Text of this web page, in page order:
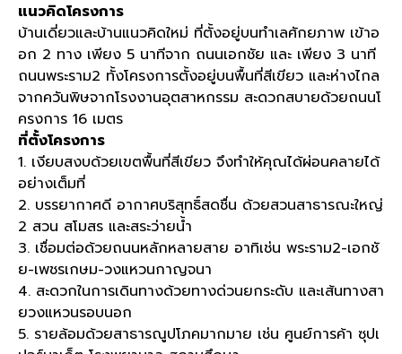
แนวคิดโครงการ
บ้านเดี่ยวและบ้านแนวคิดใหม่ ที่ตั้งอยู่บนทำเลศักยภาพ เข้าอ
อก 2 ทาง เพียง 5 นาทีจาก ถนนเอกชัย และ เพียง 3 นาที
ถนนพระราม2 ทั้งโครงการตั้งอยู่บนพื้นที่สีเขียว และห่างไกล
จากควันพิษจากโรงงานอุตสาหกรรม สะดวกสบายด้วยถนนโ
ครงการ 16 เมตร
ที่ตั้งโครงการ
1. เงียบสงบด้วยเขตพื้นที่สีเขียว จึงทำให้คุณได้ผ่อนคลายได้
อย่างเต็มที่
2. บรรยากาศดี อากาศบริสุทธิ์สดชื่น ด้วยสวนสาธารณะใหญ่
2 สวน สโมสร และสระว่ายน้ำ
3. เชื่อมต่อด้วยถนนหลักหลายสาย อาทิเช่น พระราม2-เอกชั
ย-เพชรเกษม-วงแหวนกาญจนา
4. สะดวกในการเดินทางด้วยทางด่วนยกระดับ และเส้นทางสา
ยวงแหวนรอบนอก
5. รายล้อมด้วยสาธารณูปโภคมากมาย เช่น ศูนย์การค้า ซุปเ